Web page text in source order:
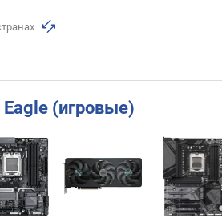
(игровые)